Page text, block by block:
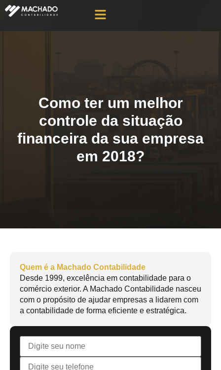
Como ter um melhor
controle da situação
financeira da sua empresa
em 2018?
Quem é a Machado Contabilidade
Desde 1999, excelência em contabilidade para o
comércio exterior. A Machado Contabilidade nasceu
com o propósito de ajudar empresas a lidarem com
a contabilidade de forma eficiente e estratégica.